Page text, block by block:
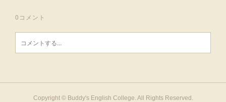
0 コメント
Copyright © Buddy's English College. All Rights Reserved.